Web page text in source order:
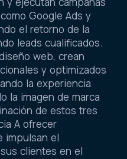
Google Ads y
el retorno de la
leads cualificados.
web, crean
y optimizados
la experiencia
la imagen de marca
de estos tres
A ofrecer
impulsan el
clientes en el